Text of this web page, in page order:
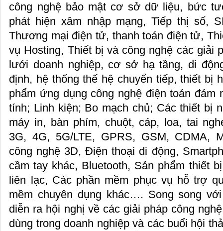
công nghệ bảo mật cơ sở dữ liệu, bức
phát hiện xâm nhập mạng, Tiếp thị số,
Thương mại điện tử, thanh toán điện tử,
vụ Hosting, Thiết bị và công nghệ các giải
lưới doanh nghiệp, cơ sở hạ tầng, di
định, hệ thống thế hệ chuyển tiếp, thiết bị
phẩm ứng dụng công nghệ điện toán đám
tính; Linh kiện; Bo mạch chủ; Các thiết bị
máy in, bàn phím, chuột, cáp, loa, tai
3G, 4G, 5G/LTE, GPRS, GSM, CDMA,
công nghệ 3D, Điện thoại di động,
cầm tay khác, Bluetooth, Sản phẩm thiết
liên lạc, Các phần mềm phục vụ hỗ trợ
mềm chuyên dụng khác…. Song song
diễn ra hội nghị về các giải pháp công
dùng trong doanh nghiệp và các buổi hội